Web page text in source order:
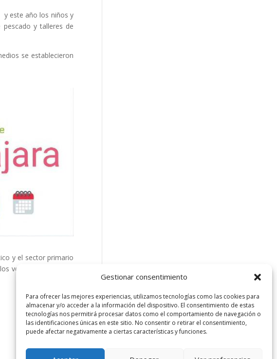
Gestionar consentimiento
Para ofrecer las mejores experiencias, utilizamos tecnologías como las cookies para
almacenar y/o acceder a la información del dispositivo. El consentimiento de estas
tecnologías nos permitirá procesar datos como el comportamiento de navegación o
las identificaciones únicas en este sitio. No consentir o retirar el consentimiento,
puede afectar negativamente a ciertas características y funciones.
y este año los niños y
y talleres de
se establecieron
y el sector primario
vecinos y visitantes